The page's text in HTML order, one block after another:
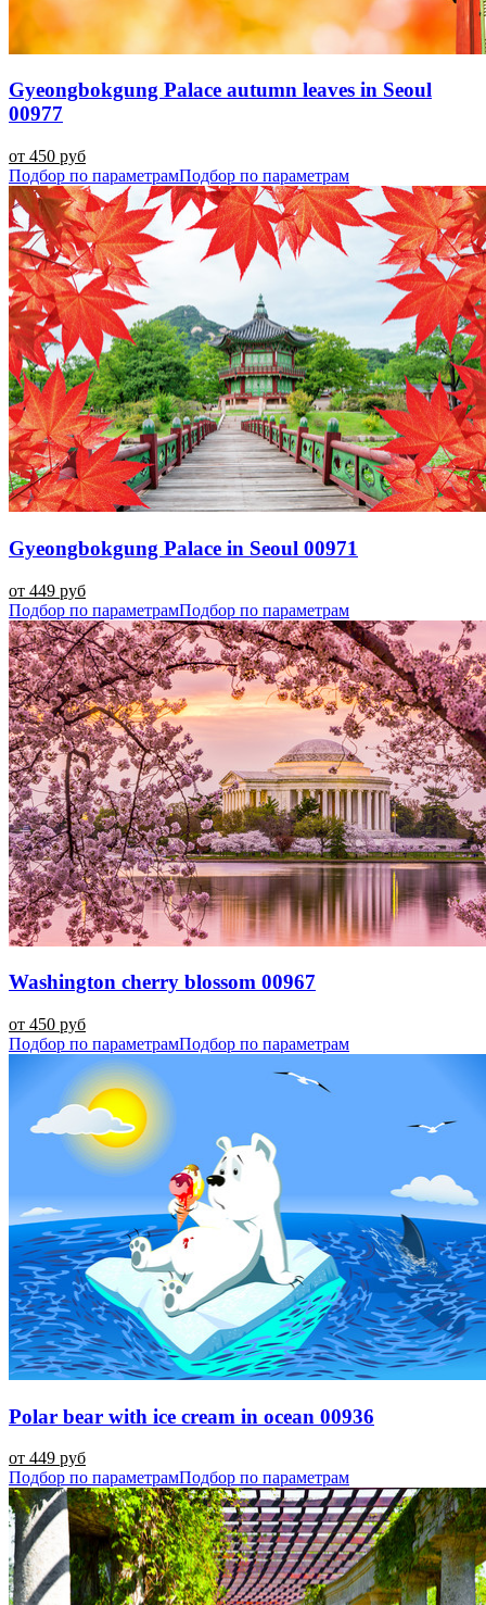
Gyeongbokgung Palace autumn leaves in Seoul
00977
от 450 руб
Подбор по параметрамПодбор по параметрам
Gyeongbokgung Palace in Seoul 00971
от 449 руб
Подбор по параметрамПодбор по параметрам
Washington cherry blossom 00967
от 450 руб
Подбор по параметрамПодбор по параметрам
Polar bear with ice cream in ocean 00936
от 449 руб
Подбор по параметрамПодбор по параметрам